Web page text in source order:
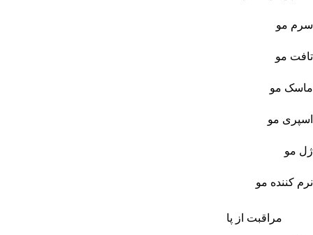
سرم مو
تافت مو
ماسک مو
اسپری مو
ژل مو
نرم کننده مو
مراقبت از پا